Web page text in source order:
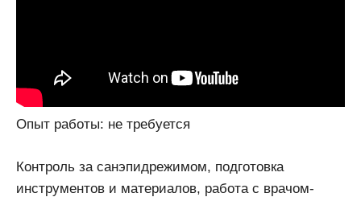
Опыт работы: не требуется
Контроль за санэпидрежимом, подготовка
инструментов и материалов, работа с врачом-